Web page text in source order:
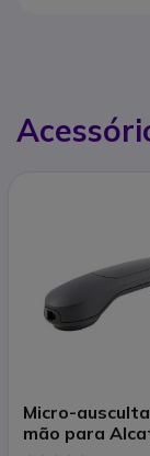
Micro-
mão para